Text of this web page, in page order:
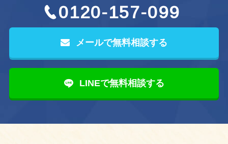
0120-157-099
メールで無料相談する
LINEで無料相談する